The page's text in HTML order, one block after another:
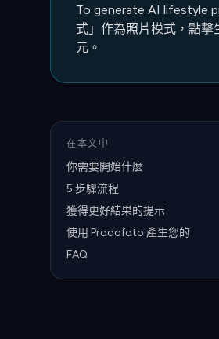
To generate AI lifestyle
式」作為照片模式，點
元。
在本文中
你需要開始什麼
5 步驟流程
獲得更好結果的提示
使用 Prodofoto 產生您的
FAQ